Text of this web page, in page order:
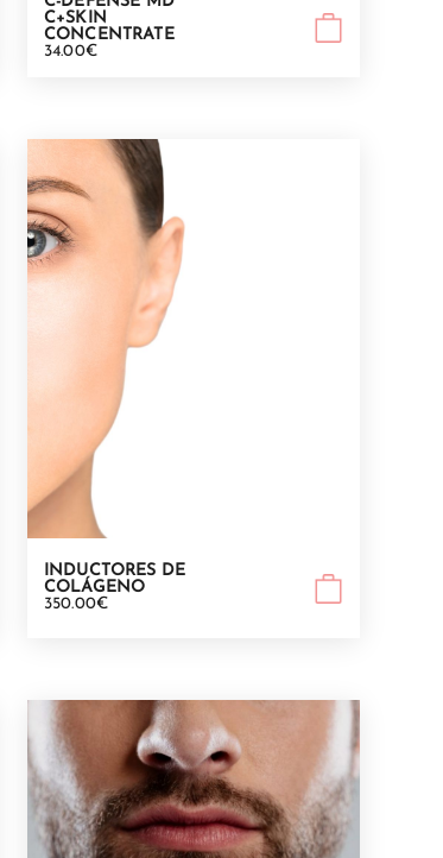
C+SKIN
CONCENTRATE
34.00€
INDUCTORES DE
COLÁGENO
350.00€